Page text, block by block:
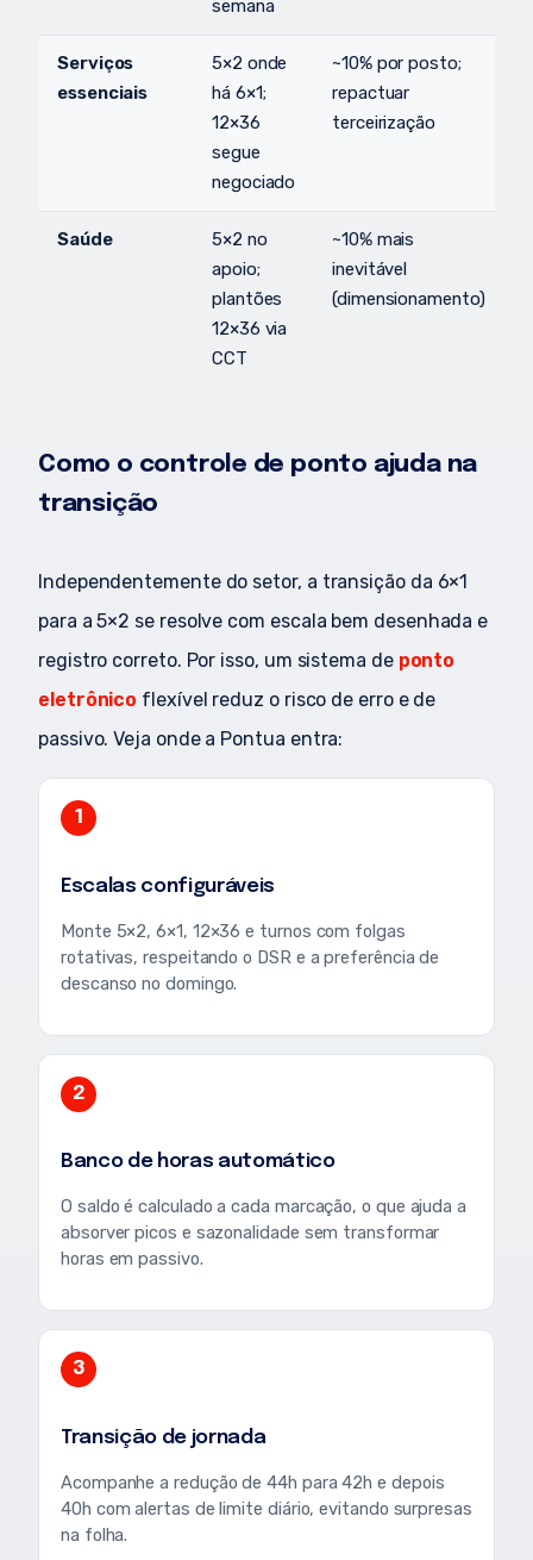
semana
Serviços
essenciais
5×2 onde
há 6×1;
12×36
segue
negociado
~10% por posto;
repactuar
terceirização
Saúde
5×2 no
apoio;
plantões
12×36 via
CCT
~10% mais
inevitável
(dimensionamento)
Como o controle de ponto ajuda na
transição
Independentemente do setor, a transição da 6×1
para a 5×2 se resolve com escala bem desenhada e
registro correto. Por isso, um sistema de ponto
eletrônico flexível reduz o risco de erro e de
passivo. Veja onde a Pontua entra:
1
Escalas configuráveis
Monte 5×2, 6×1, 12×36 e turnos com folgas
rotativas, respeitando o DSR e a preferência de
descanso no domingo.
2
Banco de horas automático
O saldo é calculado a cada marcação, o que ajuda a
absorver picos e sazonalidade sem transformar
horas em passivo.
3
Transição de jornada
Acompanhe a redução de 44h para 42h e depois
40h com alertas de limite diário, evitando surpresas
na folha.